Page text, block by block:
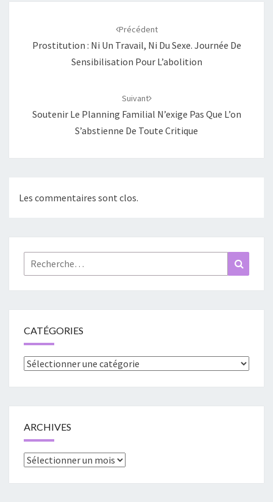
Précédent
Prostitution : Ni Un Travail, Ni Du Sexe. Journée De
Sensibilisation Pour L’abolition
Suivant
Soutenir Le Planning Familial N’exige Pas Que L’on
S’abstienne De Toute Critique
Les commentaires sont clos.
Rechercher :
CATÉGORIES
Catégories
ARCHIVES
Archives